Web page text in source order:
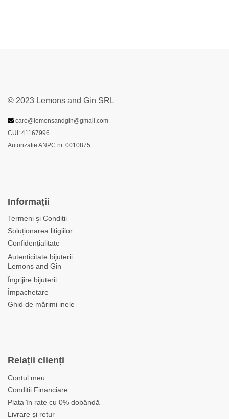
© 2023 Lemons and Gin SRL
care@lemonsandgin@gmail.com
CUI: 41167996
Autorizatie ANPC nr. 0010875
Informații
Termeni și Condiții
Soluționarea litigiilor
Confidențialitate
Autenticitate bijuterii
Lemons and Gin
Îngrijire bijuterii
Împachetare
Ghid de mărimi inele
Relații clienți
Contul meu
Condiții Financiare
Plata în rate cu 0% dobândă
Livrare și retur